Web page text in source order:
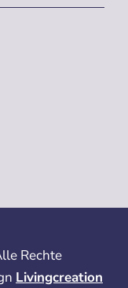
Rechte
Livingcreation